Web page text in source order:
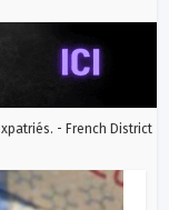
- French District